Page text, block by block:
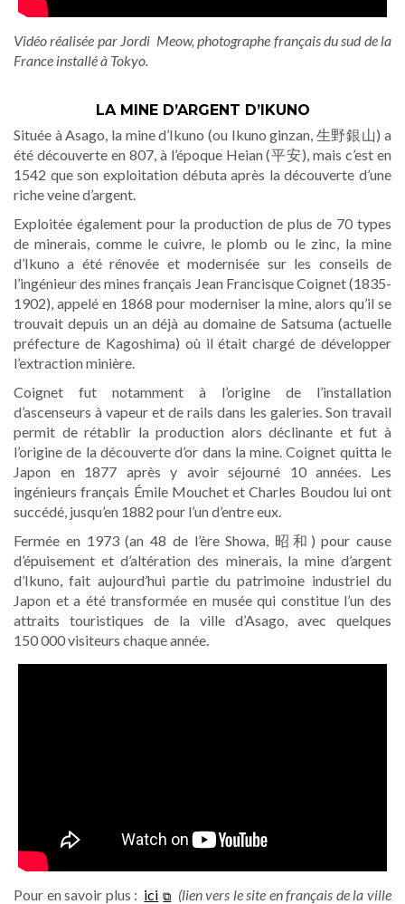
Vidéo réalisée par Jordi Meow, photographe français du sud de la
France installé à Tokyo.
LA MINE D’ARGENT D’IKUNO
Située à Asago, la mine d’Ikuno (ou Ikuno ginzan, 生野銀山) a
été découverte en 807, à l’époque Heian (平安), mais c’est en
1542 que son exploitation débuta après la découverte d’une
riche veine d’argent.
Exploitée également pour la production de plus de 70 types
de minerais, comme le cuivre, le plomb ou le zinc, la mine
d’Ikuno a été rénovée et modernisée sur les conseils de
l’ingénieur des mines français Jean Francisque Coignet (1835-
1902), appelé en 1868 pour moderniser la mine, alors qu’il se
trouvait depuis un an déjà au domaine de Satsuma (actuelle
préfecture de Kagoshima) où il était chargé de développer
l’extraction minière.
Coignet fut notamment à l’origine de l’installation
d’ascenseurs à vapeur et de rails dans les galeries. Son travail
permit de rétablir la production alors déclinante et fut à
l’origine de la découverte d’or dans la mine. Coignet quitta le
Japon en 1877 après y avoir séjourné 10 années. Les
ingénieurs français Émile Mouchet et Charles Boudou lui ont
succédé, jusqu’en 1882 pour l’un d’entre eux.
Fermée en 1973 (an 48 de l’ère Showa, 昭和) pour cause
d’épuisement et d’altération des minerais, la mine d’argent
d’Ikuno, fait aujourd’hui partie du patrimoine industriel du
Japon et a été transformée en musée qui constitue l’un des
attraits touristiques de la ville d’Asago, avec quelques
150 000 visiteurs chaque année.
Pour en savoir plus : ici
(lien vers le site en français de la ville